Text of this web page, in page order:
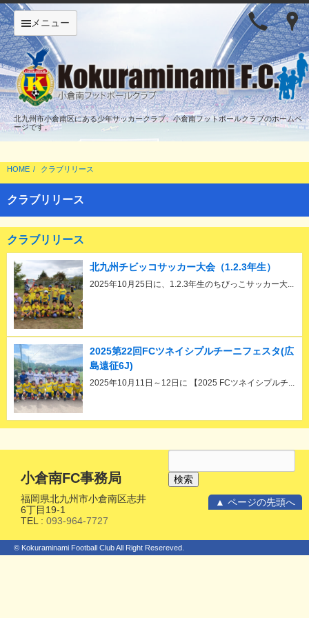
メニュー
北九州市小倉南区にある少年サッカークラブ、小倉南フットボールクラブのホームペ
ージです。
HOME クラブリリース
クラブリリース
クラブリリース
北九州チビッコサッカー大会（1.2.3年生）
2025年10月25日に、1.2.3年生のちびっこサッカー大...
2025第22回FCツネイシプルチーニフェスタ(広
島遠征6J)
2025年10月11日～12日に 【2025 FCツネイシプルチ...
小倉南FC事務局
福岡県北九州市小倉南区志井
6丁目19-1
TEL : 093-964-7727
▲ ページの先頭へ
© Kokuraminami Football Club All Right Resereved.